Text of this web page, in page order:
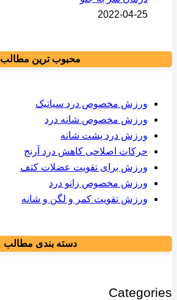
2022-04-25
محبوب ترین مطالب
ورزش مخصوص درد سیاتیک
ورزش مخصوص شانه درد
ورزش درد پشت شانه
حرکات اصلاحی کاهش درد آرنج
ورزش برای تقویت عضلات کتف
ورزش مخصوص زانو درد
ورزش تقویت کمر و لگن و شانه
دسته بندی مطالب
Categories